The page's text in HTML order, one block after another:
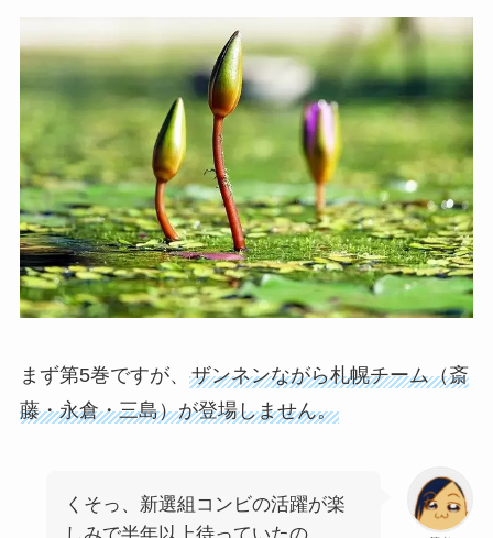
まず第5巻ですが、 ザンネンながら札幌チーム（斎
藤・永倉・三島）が登場しません。
くそっ、新選組コンビの活躍が楽